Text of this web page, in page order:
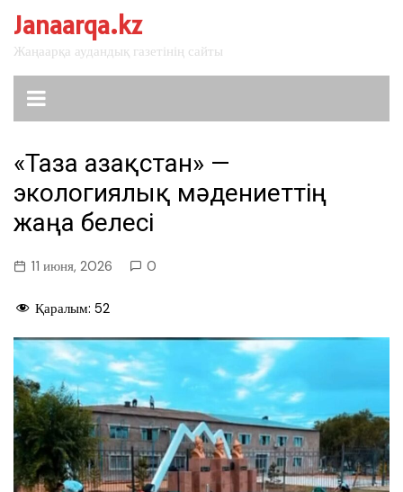
содержанию
Janaarqa.kz
Жаңаарқа аудандық газетінің сайты
«Таза Қазақстан» —
экологиялық мәдениеттің
жаңа белесі
11 июня, 2026 0
Қаралым: 52